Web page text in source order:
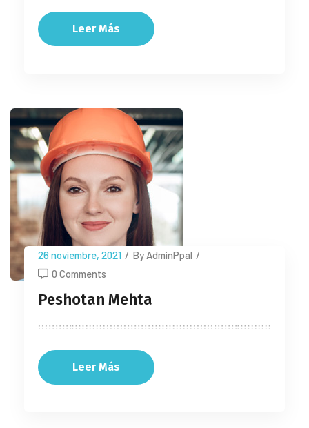
Leer Más
26 noviembre, 2021 / By AdminPpal /
0 Comments
Peshotan Mehta
Leer Más